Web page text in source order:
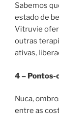
Sabemos
estado de
Vitruvie
outras
ativas,
4 – Pontos-
Nuca,
entre as